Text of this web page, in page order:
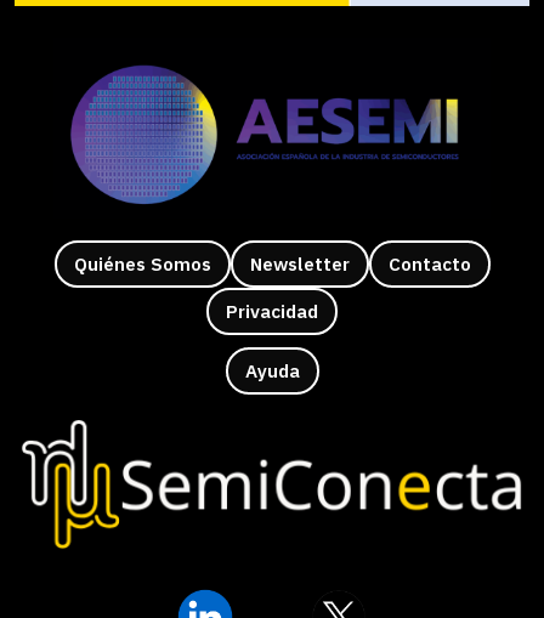
Quiénes Somos Newsletter
Contacto
Privacidad
Ayuda